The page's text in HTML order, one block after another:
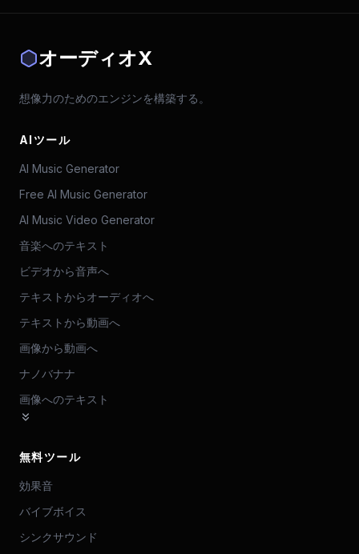
オーディオX
想像力のためのエンジンを構築する。
AIツール
AI Music Generator
Free AI Music Generator
AI Music Video Generator
音楽へのテキスト
ビデオから音声へ
テキストからオーディオへ
テキストから動画へ
画像から動画へ
ナノバナナ
画像へのテキスト
無料ツール
効果音
バイブボイス
シンクサウンド